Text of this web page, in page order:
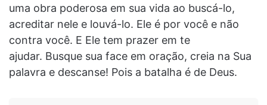
uma obra poderosa em sua vida ao buscá-lo,
acreditar nele e louvá-lo. Ele é por você e não
contra você. E Ele tem prazer em te
ajudar. Busque sua face em oração, creia na Sua
palavra e descanse! Pois a batalha é de Deus.